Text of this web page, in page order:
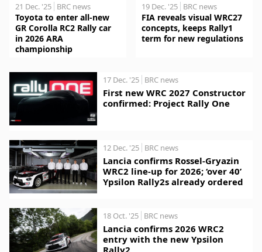
21 Dec. '25 BRC news
Toyota to enter all-new
GR Corolla RC2 Rally car
in 2026 ARA
championship
19 Dec. '25 BRC news
FIA reveals visual WRC27
concepts, keeps Rally1
term for new regulations
17 Dec. '25 BRC news
First new WRC 2027 Constructor
confirmed: Project Rally One
12 Dec. '25 BRC news
Lancia confirms Rossel-Gryazin
WRC2 line-up for 2026; ‘over 40’
Ypsilon Rally2s already ordered
18 Oct. '25 BRC news
Lancia confirms 2026 WRC2
entry with the new Ypsilon
Rally2